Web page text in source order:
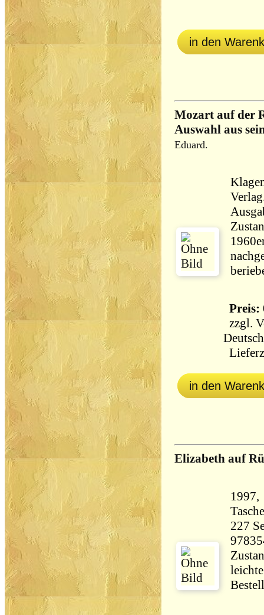
in den
Mozart auf der
Auswahl aus
Eduard.
Verlag.
Preis:
zzgl.
in den
Elizabeth auf
227 Seiten